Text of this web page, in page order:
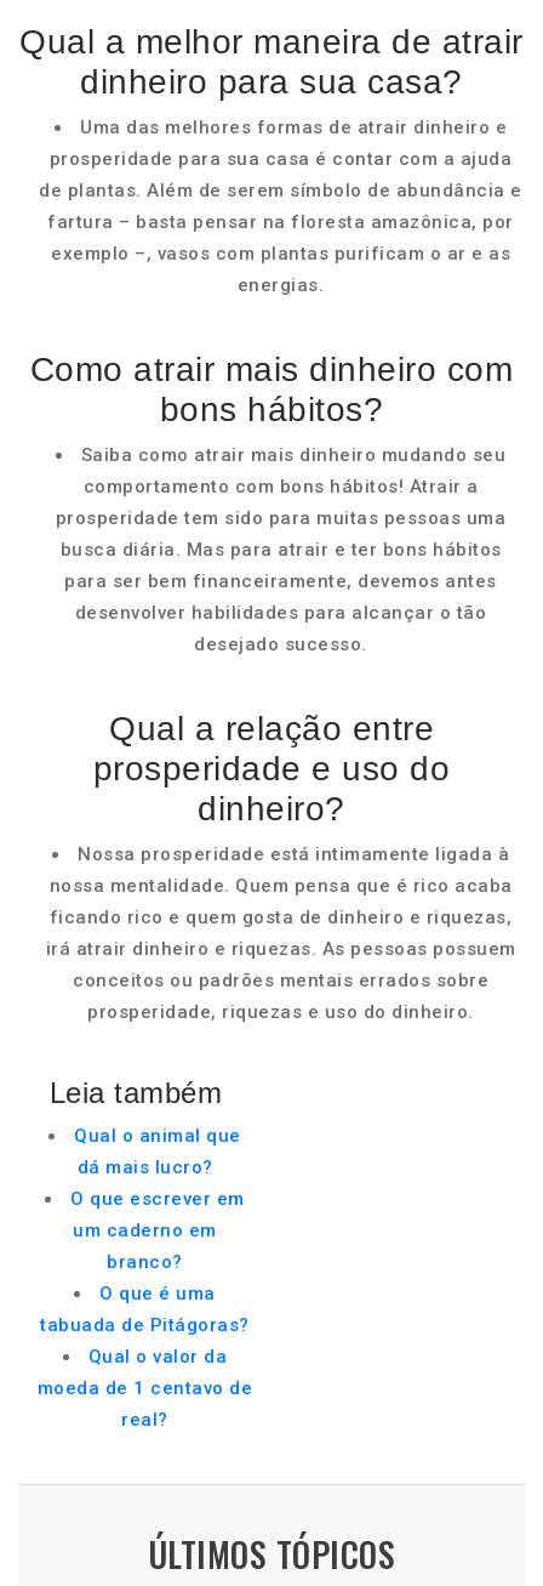
Qual a melhor maneira de atrair
dinheiro para sua casa?
Uma das melhores formas de atrair dinheiro e
prosperidade para sua casa é contar com a ajuda
de plantas. Além de serem símbolo de abundância e
fartura – basta pensar na floresta amazônica, por
exemplo –, vasos com plantas purificam o ar e as
energias.
Como atrair mais dinheiro com
bons hábitos?
Saiba como atrair mais dinheiro mudando seu
comportamento com bons hábitos! Atrair a
prosperidade tem sido para muitas pessoas uma
busca diária. Mas para atrair e ter bons hábitos
para ser bem financeiramente, devemos antes
desenvolver habilidades para alcançar o tão
desejado sucesso.
Qual a relação entre
prosperidade e uso do
dinheiro?
Nossa prosperidade está intimamente ligada à
nossa mentalidade. Quem pensa que é rico acaba
ficando rico e quem gosta de dinheiro e riquezas,
irá atrair dinheiro e riquezas. As pessoas possuem
conceitos ou padrões mentais errados sobre
prosperidade, riquezas e uso do dinheiro.
Leia também
Qual o animal que
dá mais lucro?
O que escrever em
um caderno em
branco?
O que é uma
tabuada de Pitágoras?
Qual o valor da
moeda de 1 centavo de
real?
ÚLTIMOS TÓPICOS